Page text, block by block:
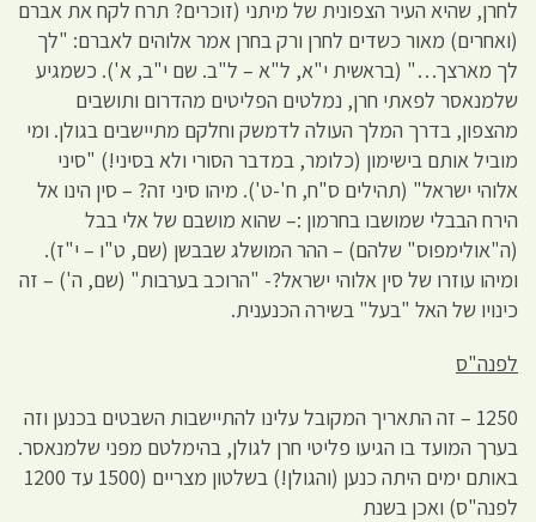
לחרן, שהיא העיר הצפונית של מיתני (זוכרים? תרח לקח את אברם
(ואחרים) מאור כשדים לחרן ורק בחרן אמר אלוהים לאברם: "לך
לך מארצך…" (בראשית י"א, ל"א – ל"ב. שם י"ב, א'). כשמגיע
שלמנאסר לפאתי חרן, נמלטים הפליטים מהדרום ותושבים
מהצפון, בדרך המלך העולה לדמשק וחלקם מתיישבים בגולן. ומי
מוביל אותם בישימון (כלומר, במדבר הסורי ולא בסיני!) "סיני
אלוהי ישראל" (תהילים ס"ח, ח'-ט'). מיהו סיני זה? – סין הינו אל
הירח הבבלי שמושבו בחרמון :– שהוא מושבם של אלי בבל
(ה"אולימפוס" שלהם) – ההר המושלג שבבשן (שם, ט"ו – י"ז).
ומיהו עוזרו של סין אלוהי ישראל?- "הרוכב בערבות" (שם, ה') – זה
כינויו של האל "בעל" בשירה הכנענית.
לפנה"ס
1250 – זה התאריך המקובל עלינו להתיישבות השבטים בכנען וזה
בערך המועד בו הגיעו פליטי חרן לגולן, בהימלטם מפני שלמנאסר.
באותם ימים היתה כנען (והגולן!) בשלטון מצריים (1500 עד 1200
לפנה"ס) ואכן בשנת